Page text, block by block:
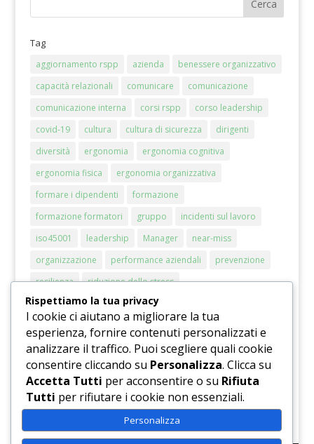
Tag
aggiornamento rspp azienda
benessere organizzativo
capacità relazionali
comunicare
comunicazione
comunicazione interna
corsi rspp
corso leadership
covid-19
cultura cultura di sicurezza
dirigenti
diversità
ergonomia
ergonomia cognitiva
ergonomia fisica
ergonomia organizzativa
formare i dipendenti
formazione
formazione formatori
gruppo
incidenti sul lavoro
iso45001
leadership Manager
near-miss
organizzazione
performance aziendali
prevenzione
resilienza
riduzione dello stress
riduzione del rischio stress
rischi chimici
sicurezza sul lavoro
sostenibilità
stress
stress lavorativo
stress lavoro correlato
strumento di valutazione
valutazione del rischio
Rispettiamo la tua privacy
I cookie ci aiutano a migliorare la tua
esperienza, fornire contenuti personalizzati e
analizzare il traffico. Puoi scegliere quali cookie
consentire cliccando su Personalizza. Clicca su
Accetta Tutti per acconsentire o su Rifiuta
Tutti per rifiutare i cookie non essenziali.
Personalizza